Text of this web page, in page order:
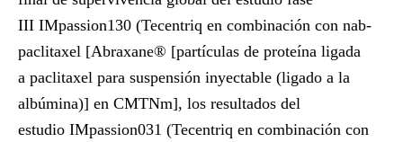
III IMpassion130 (Tecentriq en combinación con nab-
paclitaxel [Abraxane® [partículas de proteína ligada
a paclitaxel para suspensión inyectable (ligado a la
albúmina)] en CMTNm], los resultados del
estudio IMpassion031 (Tecentriq en combinación con